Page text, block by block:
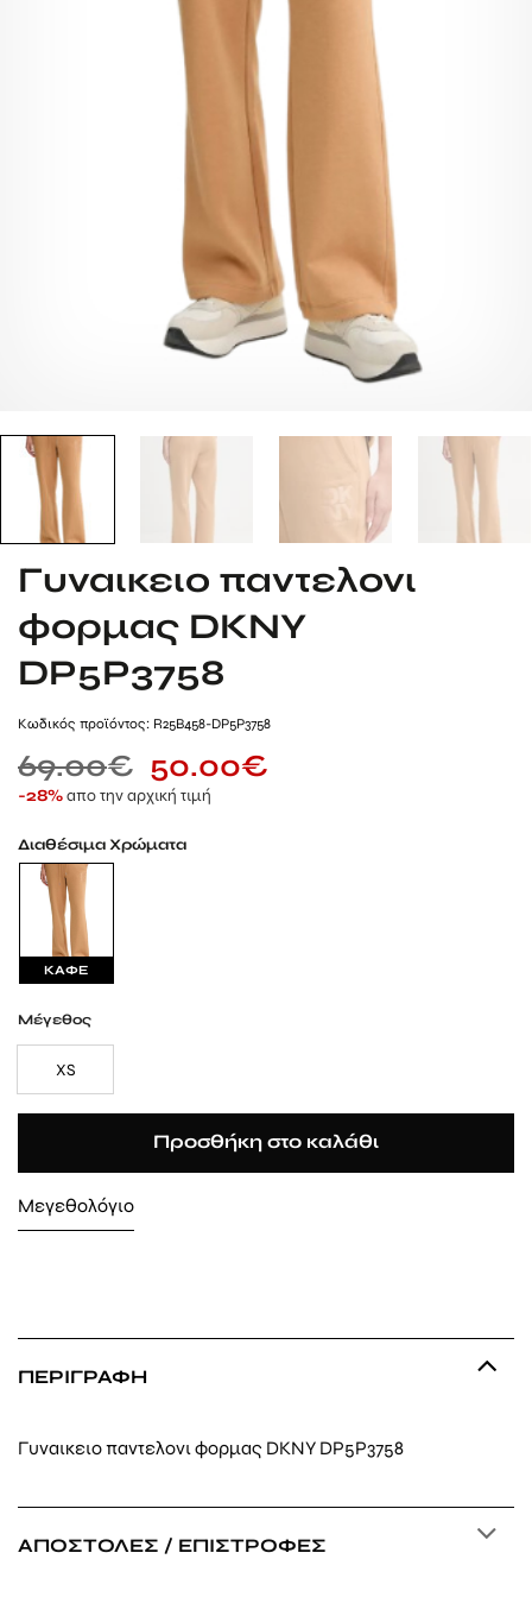
Γυναικειο παντελονι
φορμας DKNY
DP5P3758
Kωδικός προϊόντος: R25B458-DP5P3758
69.00€ 50.00€
-28%απο την αρχική τιμή
Διαθέσιμα Χρώματα
ΚΑΦΕ
Μέγεθος
XS
Προσθήκη στο καλάθι
Μεγεθολόγιο
ΠΕΡΙΓΡΑΦΉ
Γυναικειο παντελονι φορμας DKNY DP5P3758
ΑΠΟΣΤΟΛΈΣ / ΕΠΙΣΤΡΟΦΈΣ